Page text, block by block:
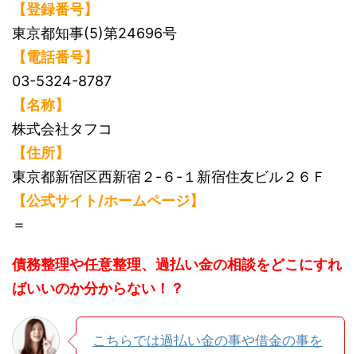
【登録番号】
東京都知事(5)第24696号
【電話番号】
03-5324-8787
【名称】
株式会社タフコ
【住所】
東京都新宿区西新宿２-６-１新宿住友ビル２６Ｆ
【公式サイト/ホームページ】
＝
債務整理や任意整理、過払い金の相談をどこにすれ
ばいいのか分からない！？
こちらでは過払い金の事や借金の事を